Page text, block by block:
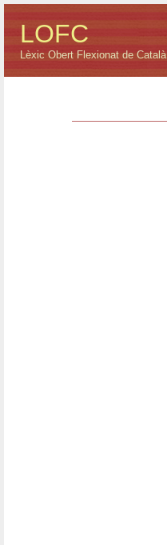
LOFC
Lèxic Obert Flexionat de Català